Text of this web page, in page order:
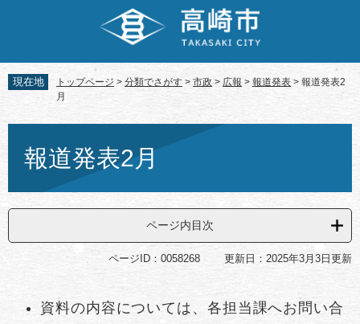
先
頭
す。
を
飛
し
へ
現在地 トップページ > 分類でさがす > 市政 > 広報 > 報道発表 > 報道発表2
月
報道発表2月
ページ内目次
ページID：0058268 更新日：2025年3月3日更新
資料の内容については、各担当課へお問い合